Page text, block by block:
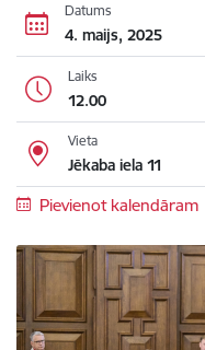
Datums
4. maijs, 2025
Laiks
12.00
Vieta
Jēkaba iela 11
Pievienot kalendāram